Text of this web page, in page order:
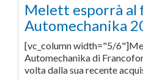
Melett esporrà al
Automechanika
[vc_column width="5/
Automechanika di
volta dalla sua recente